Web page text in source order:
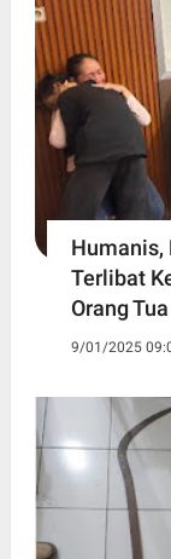
Humanis,
Terlibat
Orang Tua
9/01/2025